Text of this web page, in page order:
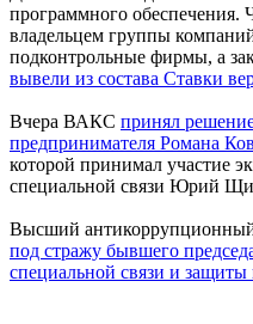
программного обеспечения.
владельцем группы
подконтрольные фирмы, а
вывели из состава Ставки
Вчера ВАКС принял
предпринимателя Романа
которой принимал участие
специальной связи Юрий
Высший
под стражу бывшего
специальной связи и